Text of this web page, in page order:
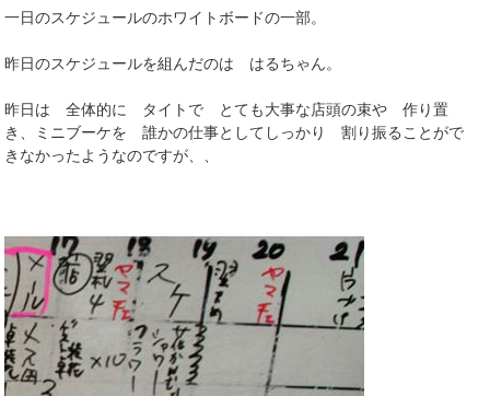
一日のスケジュールのホワイトボードの一部。
昨日のスケジュールを組んだのは はるちゃん。
昨日は 全体的に タイトで とても大事な店頭の束や 作り置
き、ミニブーケを 誰かの仕事としてしっかり 割り振ることがで
きなかったようなのですが、、